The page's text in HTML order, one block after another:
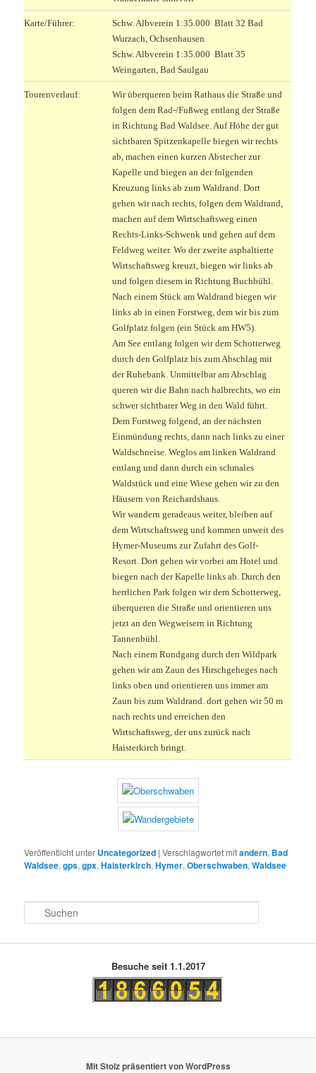
Karte/Führer:
Schw. Albverein 1:35.000 Blatt 32 Bad
Wurzach, Ochsenhausen
Schw. Albverein 1:35.000 Blatt 35
Weingarten, Bad Saulgau
Tourenverlauf:
Wir überqueren beim Rathaus die Straße und
folgen dem Rad-/Fußweg entlang der Straße
in Richtung Bad Waldsee. Auf Höhe der gut
sichtbaren Spitzenkapelle biegen wir rechts
ab, machen einen kurzen Abstecher zur
Kapelle und biegen an der folgenden
Kreuzung links ab zum Waldrand. Dort
gehen wir nach rechts, folgen dem Waldrand,
machen auf dem Wirtschaftsweg einen
Rechts-Links-Schwenk und gehen auf dem
Feldweg weiter. Wo der zweite asphaltierte
Wirtschaftsweg kreuzt, biegen wir links ab
und folgen diesem in Richtung Buchbühl.
Nach einem Stück am Waldrand biegen wir
links ab in einen Forstweg, dem wir bis zum
Golfplatz folgen (ein Stück am HW5).
Am See entlang folgen wir dem Schotterweg
durch den Golfplatz bis zum Abschlag mit
der Ruhebank. Unmittelbar am Abschlag
queren wir die Bahn nach halbrechts, wo ein
schwer sichtbarer Weg in den Wald führt.
Dem Forstweg folgend, an der nächsten
Einmündung rechts, dann nach links zu einer
Waldschneise. Weglos am linken Waldrand
entlang und dann durch ein schmales
Waldstück und eine Wiese gehen wir zu den
Häusern von Reichardshaus.
Wir wandern geradeaus weiter, bleiben auf
dem Wirtschaftsweg und kommen unweit des
Hymer-Museums zur Zufahrt des Golf-
Resort. Dort gehen wir vorbei am Hotel und
biegen nach der Kapelle links ab. Durch den
herrlichen Park folgen wir dem Schotterweg,
überqueren die Straße und orientieren uns
jetzt an den Wegweisern in Richtung
Tannenbühl.
Nach einem Rundgang durch den Wildpark
gehen wir am Zaun des Hirschgeheges nach
links oben und orientieren uns immer am
Zaun bis zum Waldrand. dort gehen wir 50 m
nach rechts und erreichen den
Wirtschaftsweg, der uns zurück nach
Haisterkirch bringt.
Veröffentlicht unter Uncategorized |Verschlagwortet mitandern, Bad
Waldsee,gps,gpx,Haisterkirch,Hymer,Oberschwaben,Waldsee
u
Besuche seit 1.1.2017
Mit Stolz präsentiert von WordPress